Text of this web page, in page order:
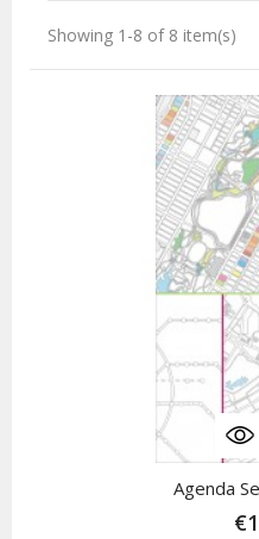
Showing 1-8 of 8 item(s)
Agenda